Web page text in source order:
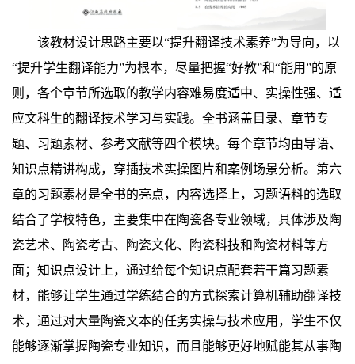
该教材设计思路主要以“提升翻译技术素养”为导向，以
“提升学生翻译能力”为根本， 尽量把握“好教”和“能用”的原
则， 各个章节所选取的教学内容难易度适中、实操性强、适
应文科生的翻译技术学习与实践。 全书涵盖目录、章节专
题、习题素材、参考文献等四个模块。每个章节均由导语、
知识点精讲构成， 穿插技术实操图片和案例场景分析。第六
章的习题素材是全书的亮点，内容选择上，习题语料的选取
结合了学校特色，主要集中在陶瓷各专业领域，具体涉及陶
瓷艺术、陶瓷考古、陶瓷文化、陶瓷科技和陶瓷材料等方
面 ；知识点设计上，通过给每个知识点配套若干篇习题素
材， 能够让学生通过学练结合的方式探索计算机辅助翻译技
术， 通过对大量陶瓷文本的任务实操与技术应用，学生不仅
能够逐渐掌握陶瓷专业知识，而且能够更好地赋能其从事陶